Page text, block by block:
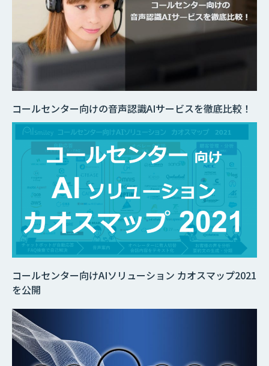
コールセンター向けAIソリューション カオスマップ2021
を公開
コールセンター向けの音声認識AIサービスを徹底比較！